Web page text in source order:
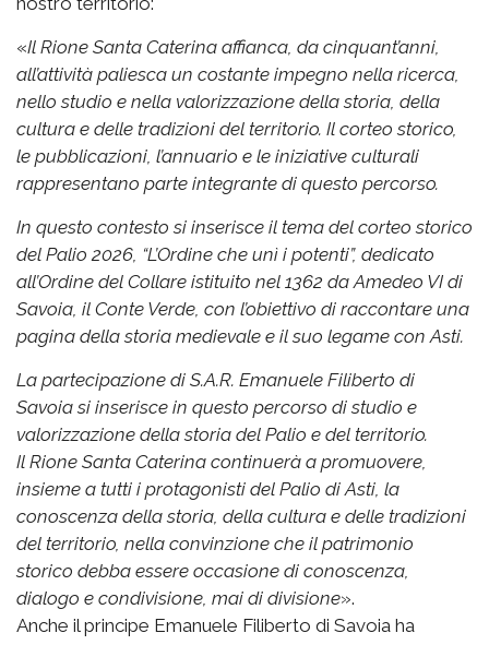
«Il Rione Santa Caterina affianca, da cinquant’anni,
all’attività paliesca un costante impegno nella ricerca,
nello studio e nella valorizzazione della storia, della
cultura e delle tradizioni del territorio. Il corteo storico,
le pubblicazioni, l’annuario e le iniziative culturali
rappresentano parte integrante di questo percorso.
In questo contesto si inserisce il tema del corteo storico
del Palio 2026, “L’Ordine che unì i potenti”, dedicato
all’Ordine del Collare istituito nel 1362 da Amedeo VI di
Savoia, il Conte Verde, con l’obiettivo di raccontare una
pagina della storia medievale e il suo legame con Asti.
La partecipazione di S.A.R. Emanuele Filiberto di
Savoia si inserisce in questo percorso di studio e
valorizzazione della storia del Palio e del territorio.
Il Rione Santa Caterina continuerà a promuovere,
insieme a tutti i protagonisti del Palio di Asti, la
conoscenza della storia, della cultura e delle tradizioni
del territorio, nella convinzione che il patrimonio
storico debba essere occasione di conoscenza,
dialogo e condivisione, mai di divisione».
Anche il principe Emanuele Filiberto di Savoia ha